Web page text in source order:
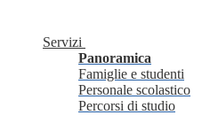
Servizi
Panoramica
Famiglie e studenti
Personale scolastico
Percorsi di studio